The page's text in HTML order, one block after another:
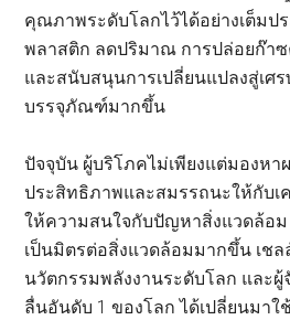
คุณภาพระดับโลกไว้ได้อย่างเต็มป
พลาสติก ลดปริมาณ การปล่อยก๊า
และสนับสนุนการเปลี่ยนแปลงสู่เศ
บรรจุภัณฑ์มากขึ้น
ปัจจุบัน ผู้บริโภคไม่เพียงแต่มองห
ประสิทธิภาพและสมรรถนะให้กับเ
ให้ความสนใจกับปัญหาสิ่งแวดล้อ
เป็นมิตรต่อสิ่งแวดล้อมมากขึ้น เช
นวัตกรรมพลังงานระดับโลก และ
ลื่นอันดับ 1 ของโลก ได้เปลี่ยนมา